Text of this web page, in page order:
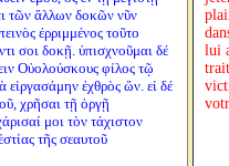
τῶν ἄλλων δοκῶν νῦν
ἐρριμμένος τοῦτο
σοι δοκῇ. ὑπισχνοῦμαι δέ
Οὐολούσκους φίλος τῷ
εἰργασάμην ἐχθρὸς ὤν. εἰ δέ
χρῆσαι τῇ ὀργῇ
μοι τὸν τάχιστον
τῆς σεαυτοῦ
lui